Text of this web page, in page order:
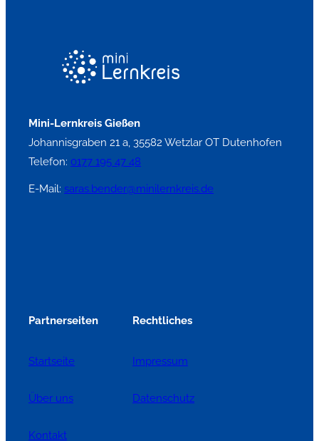
Arbeitsblätter und Materialien für LRS und Dyskalkulie.
Mini-Lernkreis Gießen
Johannisgraben 21 a, 35582 Wetzlar OT Dutenhofen
Telefon: 0177 195 47 48
E-Mail: saras.bender@minilernkreis.de
Partnerseiten
Startseite
Über uns
Kontakt
Rechtliches
Impressum
Datenschutz